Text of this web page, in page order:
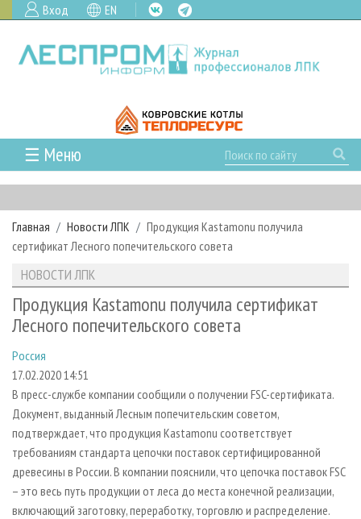
Вход EN
☰ Меню
ГЛАВНАЯ
РУБРИКИ И ТЕМЫ
РУБРИКИ ЖУРНАЛА
ЛЕСОЗАГОТОВКА
ЛЕСОПИЛЕНИЕ
СУШКА ДРЕВЕСИНЫ
ПРОИЗВОДСТВО ДРЕВЕСНЫХ ПЛИТ
ДЕРЕВЯННОЕ ДОМОСТРОЕНИЕ
ПРОИЗВОДСТВО МЕБЕЛИ
БИОЭНЕРГЕТИКА
ЦБП
НОВОСТИ
НОВОСТИ ЛПК
НОВОСТИ ЖУРНАЛА
ПРОЕКТЫ ЛПИ
АНАЛИТИКА
ПРЕДПРИЯТИЯ ЛПК
ПЕРСОНЫ
МОБИЛЬНЫЕ ВЫСТАВКИ
ОФИЦИАЛЬНЫЕ ДЕЛЕГАЦИИ
ПРИОРИТЕТНЫЕ ИНВЕСТПРОЕКТЫ
RUSSIAN FORESTRY REVIEW
ГАЗЕТА ЛЕСПРОМФОРУМ
АРХИВ ЖУРНАЛОВ
О ЖУРНАЛЕ
КОНТАКТЫ
РЕКЛАМОДАТЕЛЯМ
РЕКЛАМА
РЕКЛАМА НА САЙТЕ
Главная Новости ЛПК
Продукция Kastamonu получила
сертификат Лесного попечительского совета
НОВОСТИ ЛПК
Продукция Kastamonu получила сертификат
Лесного попечительского совета
Россия
17.02.2020 14:51
В пресс-службе компании сообщили о получении FSC-сертификата.
Документ, выданный Лесным попечительским советом,
подтверждает, что продукция Kastamonu соответствует
требованиям стандарта цепочки поставок сертифицированной
древесины в России. В компании пояснили, что цепочка поставок FSC
– это весь путь продукции от леса до места конечной реализации,
включающий заготовку, переработку, торговлю и распределение.